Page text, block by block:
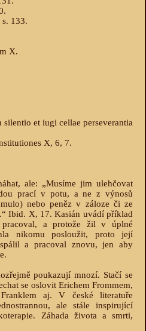
133.
X.
silentio et iugi cellae perseverantia
X, 6, 7.
ale: „Musíme jim ulehčovat
prací v potu, a ne z výnosů
nebo peněz v záloze či ze
Ibid. X, 17. Kasián uvádí příklad
a protože žil v úplné
nikomu posloužit, proto její
a pracoval znovu, jen aby
poukazují mnozí. Stačí se
se oslovit Erichem Frommem,
aj. V české literatuře
ale stále inspirující
Záhada života a smrti,